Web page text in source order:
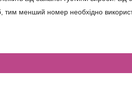
тим менший номер необхідно